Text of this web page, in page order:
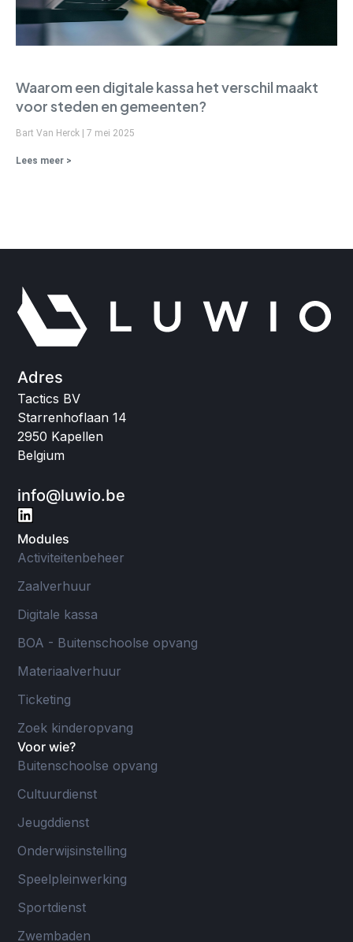
Waarom een digitale kassa het verschil maakt
voor steden en gemeenten?
Bart Van Herck 7 mei 2025
Lees meer >
Adres
Tactics BV
Starrenhoflaan 14
2950 Kapellen
Belgium
info@luwio.be
Modules
Activiteitenbeheer
Zaalverhuur
Digitale kassa
BOA - Buitenschoolse opvang
Materiaalverhuur
Ticketing
Zoek kinderopvang
Voor wie?
Buitenschoolse opvang
Cultuurdienst
Jeugddienst
Onderwijsinstelling
Speelpleinwerking
Sportdienst
Zwembaden